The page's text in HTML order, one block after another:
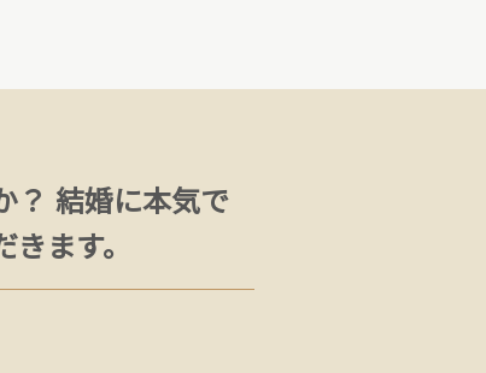
？ 結婚に本気で
ます。